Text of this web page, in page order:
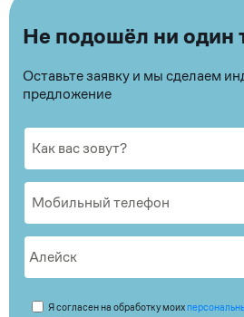
Не подошёл ни один
Оставьте заявку и мы сделаем
предложение
Я согласен на обработку моих